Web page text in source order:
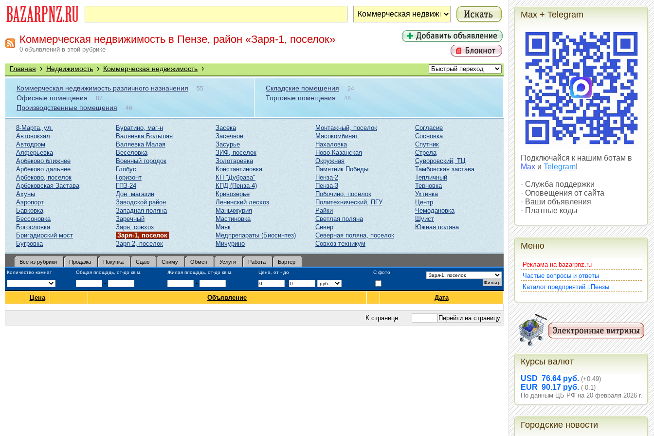
Коммерческая недвижимость в Пензе, район «Заря-1, поселок»
0 объявлений в этой рубрике
Главная › Недвижимость › Коммерческая недвижимость ›
Коммерческая недвижимость различного назначения 55
Офисные помещения 87
Производственные помещения 46
Складские помещения 24
Торговые помещения 48
8-Марта, ул.
Автовокзал
Автодром
Алферьевка
Арбеково ближнее
Арбеково дальнее
Арбеково, поселок
Арбековская Застава
Ахуны
Аэропорт
Барковка
Бессоновка
Богословка
Бригадирский мост
Бугровка
Буратино, маг-н
Валяевка Большая
Валяевка Малая
Веселовка
Военный городок
Глобус
Горизонт
ГПЗ-24
Дон, магазин
Заводской район
Западная поляна
Заречный
Заря, совхоз
Заря-1, поселок
Заря-2, поселок
Засека
Засечное
Засурье
ЗИФ, поселок
Золотаревка
Константиновка
КП "Дубрава"
КПД (Пенза-4)
Кривозерье
Ленинский лесхоз
Маньчжурия
Мастиновка
Маяк
Медпрепараты (Биосинтез)
Мичурино
Монтажный, поселок
Мясокомбинат
Нахаловка
Ново-Казанская
Окружная
Памятник Победы
Пенза-2
Пенза-3
Побочино, поселок
Политехнический, ПГУ
Райки
Светлая поляна
Север
Северная поляна, поселок
Совхоз техникум
Согласие
Сосновка
Спутник
Стрела
Суворовский, ТЦ
Тамбовская застава
Тепличный
Терновка
Ухтинка
Центр
Чемодановка
Шуист
Южная поляна
Все из рубрики Продажа Покупка Сдаю Сниму Обмен Услуги Работа Бартер
Количество комнат Общая площадь, от-до кв.м. Жилая площадь, от-до кв.м. Цена, от - до С фото
- - -
Цена Объявление Дата
К странице:
Max + Telegram
Подключайся к нашим ботам в
Max и Telegram!
· Служба поддержки
· Оповещения от сайта
· Ваши объявления
· Платные коды
Меню
Реклама на bazarpnz.ru
Частые вопросы и ответы
Каталог предприятий г.Пензы
Курсы валют
USD 76.64 руб. (+0.49)
EUR 90.17 руб. (-0.1)
По данным ЦБ РФ на 20 февраля 2026 г.
Городские новости